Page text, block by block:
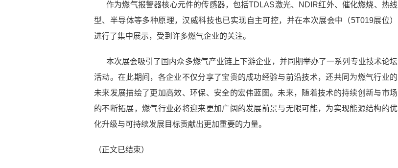
作为燃气报警器核心元件的传感器，包括TDLAS激光、NDIR红外、催化燃烧、热线
型、半导体等多种原理，汉威科技也已实现自主可控，并在本次展会中（5T019展位）
进行了集中展示，受到许多燃气企业的关注。
本次展会吸引了国内众多燃气产业链上下游企业，并同期举办了一系列专业技术论坛
活动。在此期间，各企业不仅分享了宝贵的成功经验与前沿技术，还共同为燃气行业的
未来发展描绘了更加高效、环保、安全的宏伟蓝图。未来，随着技术的持续创新与市场
的不断拓展，燃气行业必将迎来更加广阔的发展前景与无限可能，为实现能源结构的优
化升级与可持续发展目标贡献出更加重要的力量。
（正文已结束）